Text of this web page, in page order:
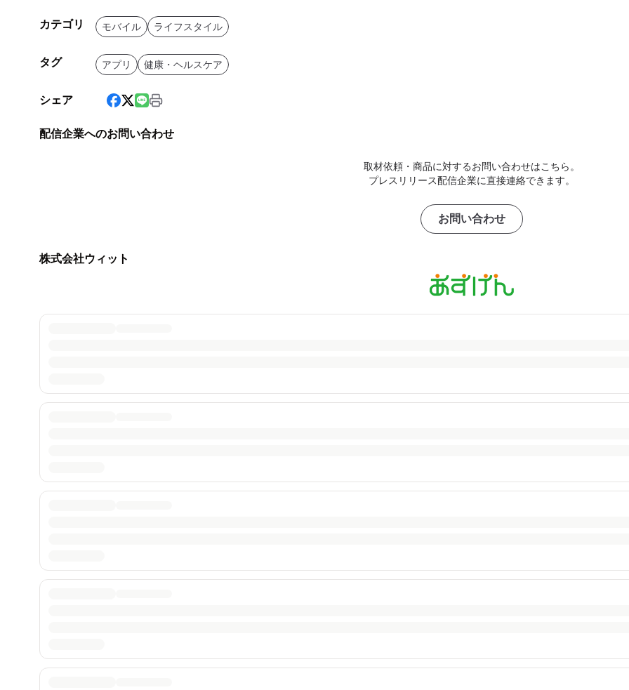
カテゴリ モバイル ライフスタイル
タグ アプリ 健康・ヘルスケア
シェア
配信企業へのお問い合わせ
取材依頼・商品に対するお問い合わせはこちら。
プレスリリース配信企業に直接連絡できます。
お問い合わせ
株式会社ウィット